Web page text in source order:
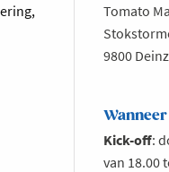
Tomato
9800
Wanneer
Kick-off:
van 18.00